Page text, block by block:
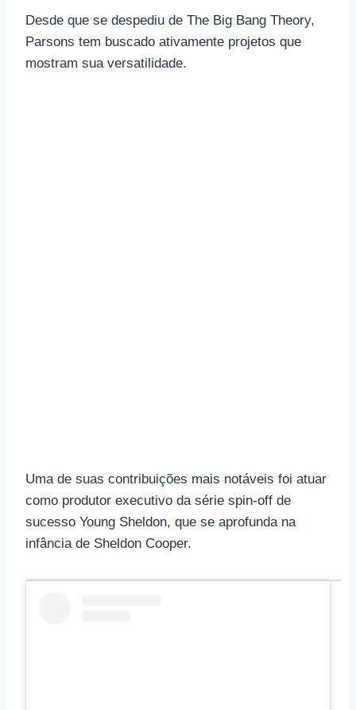
Desde que se despediu de The Big Bang Theory,
Parsons tem buscado ativamente projetos que
mostram sua versatilidade.
Uma de suas contribuições mais notáveis ​​foi atuar
como produtor executivo da série spin-off de
sucesso Young Sheldon, que se aprofunda na
infância de Sheldon Cooper.